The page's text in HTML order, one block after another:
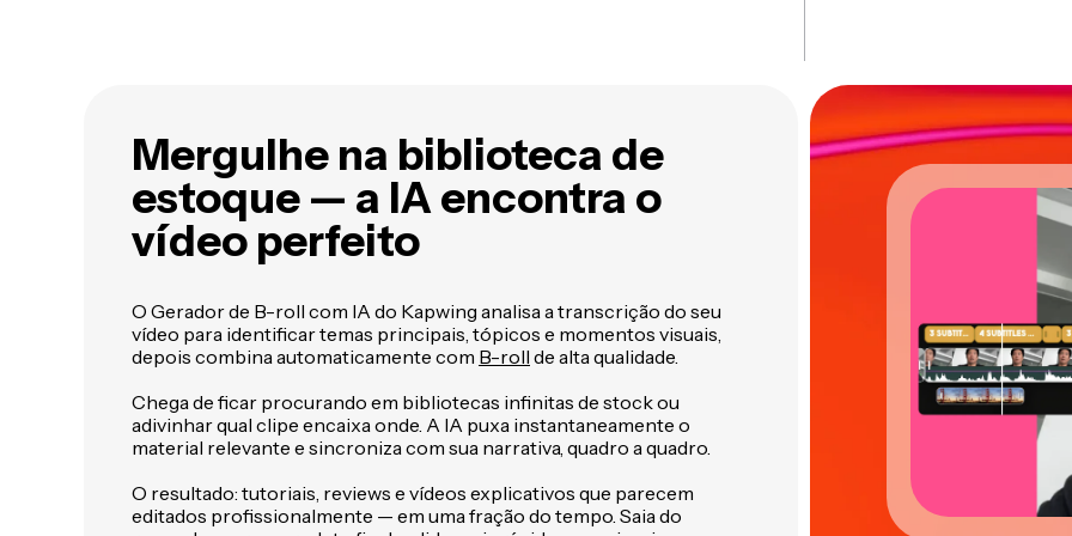
Mergulhe na biblioteca de
estoque — a IA encontra o
vídeo perfeito
O Gerador de B-roll com IA do Kapwing analisa a transcrição do seu
vídeo para identificar temas principais, tópicos e momentos visuais,
depois combina automaticamente com B-roll de alta qualidade.
Chega de ficar procurando em bibliotecas infinitas de stock ou
adivinhar qual clipe encaixa onde. A IA puxa instantaneamente o
material relevante e sincroniza com sua narrativa, quadro a quadro.
O resultado: tutoriais, reviews e vídeos explicativos que parecem
editados profissionalmente — em uma fração do tempo. Saia do